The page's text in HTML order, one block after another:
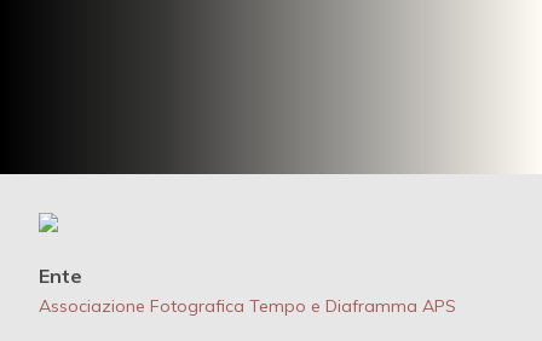
Ente
Associazione Fotografica Tempo e Diaframma APS